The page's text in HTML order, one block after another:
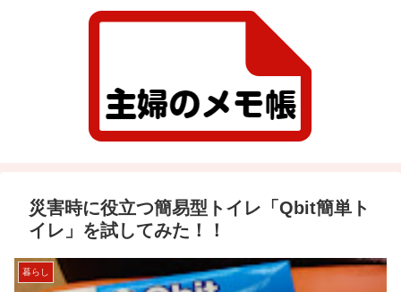
災害時に役立つ簡易型トイレ「Qbit簡単ト
イレ」を試してみた！！
暮らし